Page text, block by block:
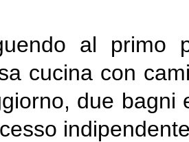
al primo
cucina con
due bagni